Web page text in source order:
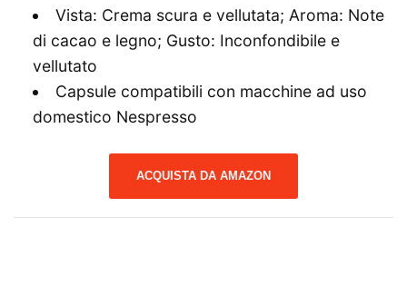
Vista: Crema scura e vellutata; Aroma: Note
di cacao e legno; Gusto: Inconfondibile e
vellutato
Capsule compatibili con macchine ad uso
domestico Nespresso
ACQUISTA DA AMAZON